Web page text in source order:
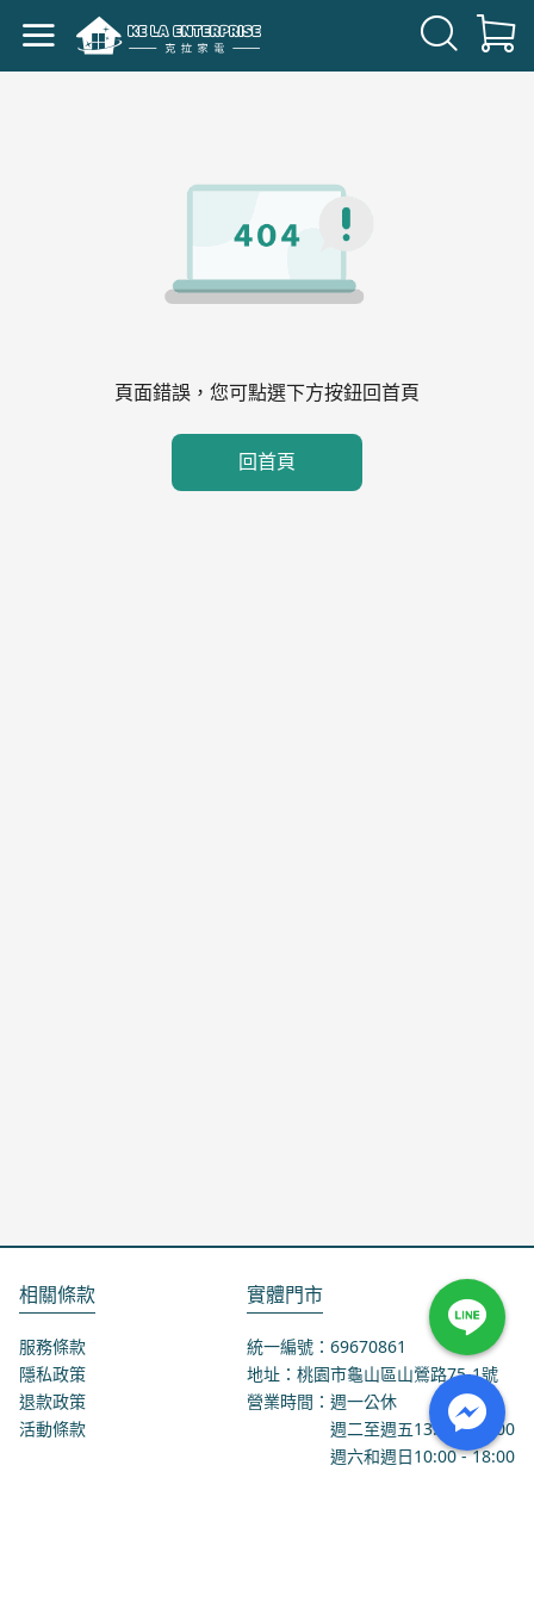
頁面錯誤，您可點選下方按鈕回首頁
回首頁
相關條款
服務條款
隱私政策
退款政策
活動條款
實體門市
統一編號：69670861
地址：桃園市龜山區山鶯路75-1號
營業時間：週一公休
週二至週五13:00 - 18:00
週六和週日10:00 - 18:00